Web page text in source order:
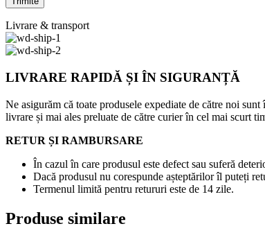
Livrare & transport
LIVRARE RAPIDĂ ȘI ÎN SIGURANȚĂ
Ne asigurăm că toate produsele expediate de către noi
livrare și mai ales preluate de către curier în cel mai scurt
RETUR ȘI RAMBURSARE
În cazul în care produsul este defect sau suferă
Dacă produsul nu corespunde așteptărilor îl puteți
Termenul limită pentru retururi este de 14 zile.
Produse similare